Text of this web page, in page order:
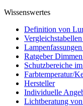
Wissenswertes
Definition von
Ratgeber
Schutzbereiche
Farbtemperatur/
Hersteller
Individuelle
Lichtberatung